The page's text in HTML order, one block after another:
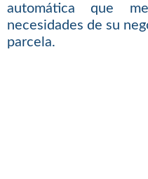
automática que
necesidades de su
parcela.